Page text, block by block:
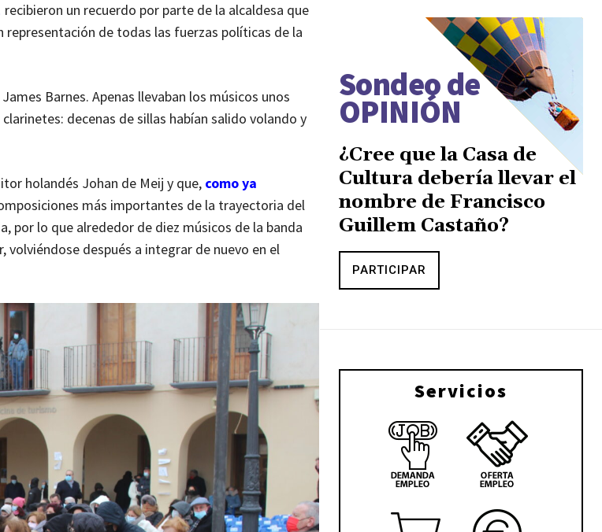
recibieron un recuerdo por parte de la alcaldesa que
de todas las fuerzas políticas de la
Barnes. Apenas llevaban los músicos unos
decenas de sillas habían salido volando y
holandés Johan de Meij y que, como ya
más importantes de la trayectoria del
por lo que alrededor de diez músicos de la banda
después a integrar de nuevo en el
Sondeo de
OPINIÓN
¿Cree que la Casa de
Cultura debería llevar el
nombre de Francisco
Guillem Castaño?
PARTICIPAR
Servicios